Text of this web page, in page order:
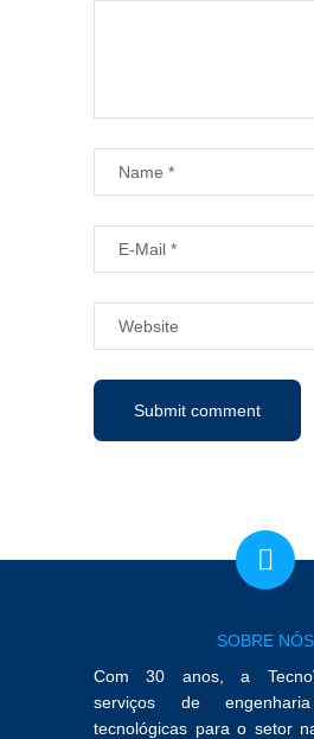
SOBRE NÓS
Com 30 anos, a
serviços de
tecnológicas para o setor